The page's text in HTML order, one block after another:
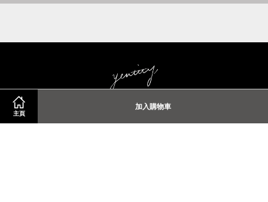
主頁
加入購物車
© 2026 Yentity